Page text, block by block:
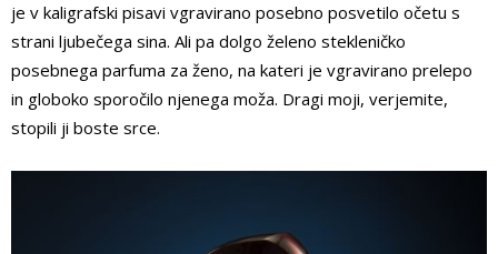
je v kaligrafski pisavi vgravirano posebno posvetilo očetu s
strani ljubečega sina. Ali pa dolgo želeno stekleničko
posebnega parfuma za ženo, na kateri je vgravirano prelepo
in globoko sporočilo njenega moža. Dragi moji, verjemite,
stopili ji boste srce.